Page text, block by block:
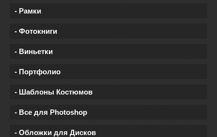
- Рамки
- Фотокниги
- Виньетки
- Портфолио
- Шаблоны Костюмов
- Все для Photoshop
- Обложки для Дисков